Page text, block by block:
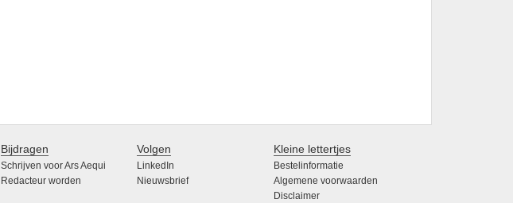
Bijdragen
Schrijven voor Ars Aequi
Redacteur worden
Volgen
LinkedIn
Nieuwsbrief
Kleine lettertjes
Bestelinformatie
Algemene voorwaarden
Disclaimer